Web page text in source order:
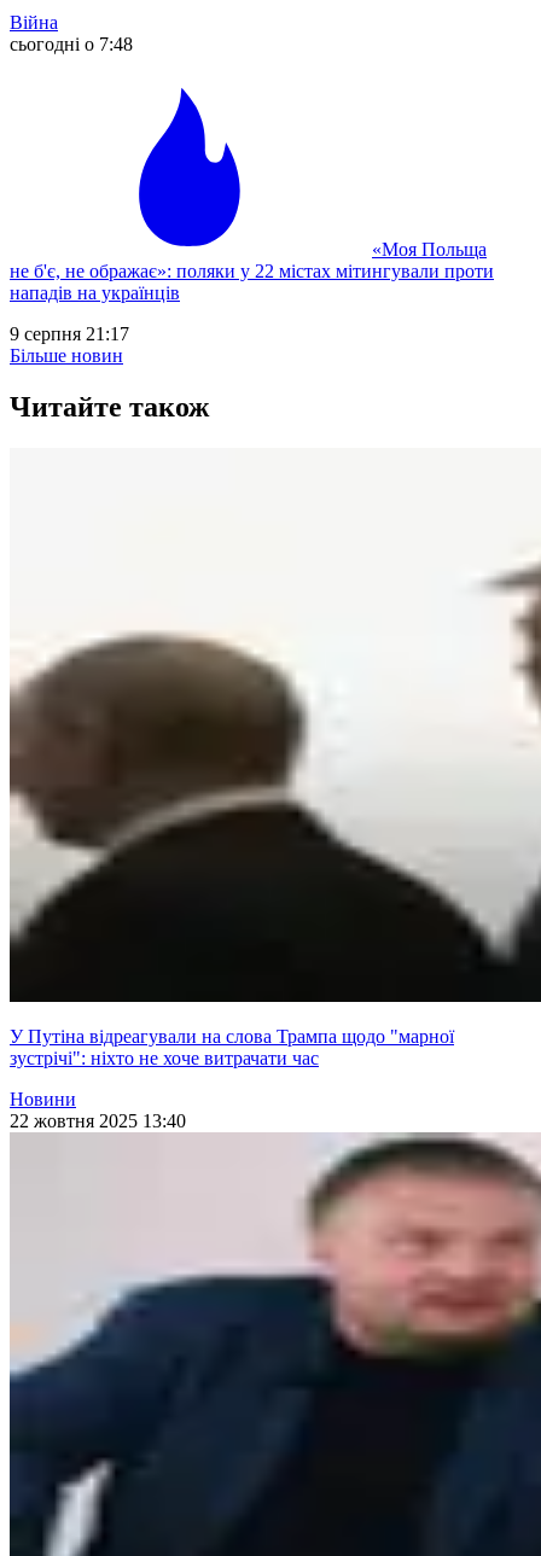
Війна
сьогодні о 7:48
«Моя Польща
не б'є, не ображає»: поляки у 22 містах мітингували проти
нападів на українців
9 серпня 21:17
Більше новин
Читайте також
У Путіна відреагували на слова Трампа щодо "марної
зустрічі": ніхто не хоче витрачати час
Новини
22 жовтня 2025 13:40